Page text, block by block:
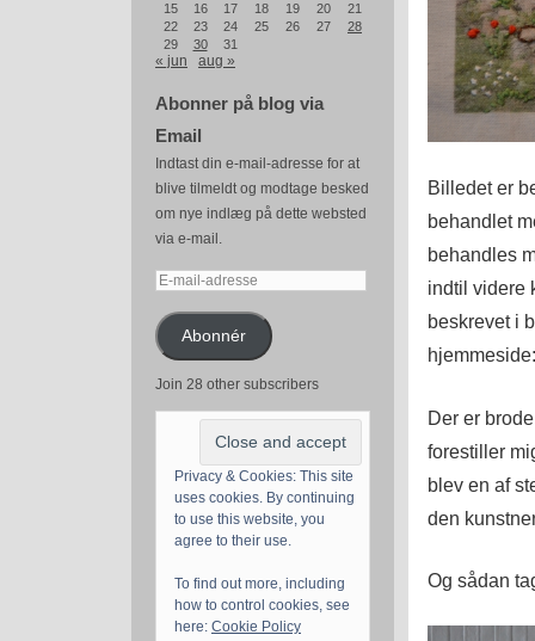
15
16 17 18 19 20
21
22
23 24 25 26 27
28
29
30 31
« jun aug »
Abonner på blog via
Email
Indtast din e-mail-adresse for at
blive tilmeldt og modtage besked
om nye indlæg på dette websted
via e-mail.
E-
adresseAbonnér
Join 28 other subscribers
Privacy & Cookies: This site
uses cookies. By continuing
to use this website, you
agree to their use.
To find out more, including
how to control cookies, see
here: Cookie Policy
Billedet er
behandlet
behandles
indtil videre
beskrevet i
Der er
forestiller
blev en af
den
Og sådan